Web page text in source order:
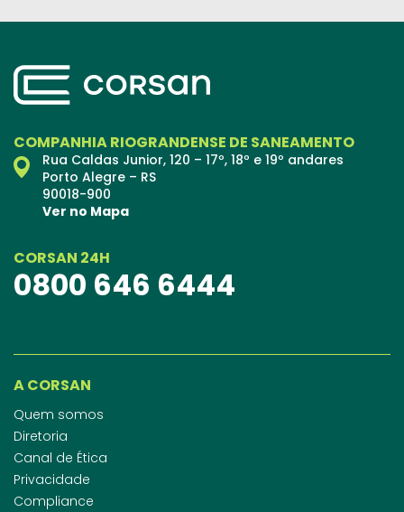
COMPANHIA RIOGRANDENSE DE SANEAMENTO
Rua Caldas Junior, 120 – 17º, 18º e 19º andares
Porto Alegre – RS
90018-900
Ver no Mapa
CORSAN 24H
0800 646 6444
A CORSAN
Quem somos
Diretoria
Canal de Ética
Privacidade
Compliance